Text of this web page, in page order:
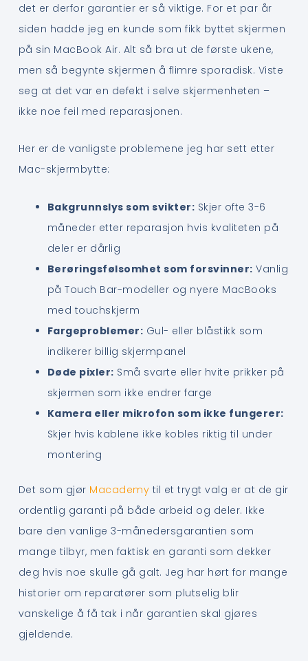
det er derfor garantier er så viktige. For et par år
siden hadde jeg en kunde som fikk byttet skjermen
på sin MacBook Air. Alt så bra ut de første ukene,
men så begynte skjermen å flimre sporadisk. Viste
seg at det var en defekt i selve skjermenheten –
ikke noe feil med reparasjonen.
Her er de vanligste problemene jeg har sett etter
Mac-skjermbytte:
Bakgrunnslys som svikter: Skjer ofte 3-6
måneder etter reparasjon hvis kvaliteten på
deler er dårlig
Berøringsfølsomhet som forsvinner: Vanlig
på Touch Bar-modeller og nyere MacBooks
med touchskjerm
Fargeproblemer: Gul- eller blåstikk som
indikerer billig skjermpanel
Døde pixler: Små svarte eller hvite prikker på
skjermen som ikke endrer farge
Kamera eller mikrofon som ikke fungerer:
Skjer hvis kablene ikke kobles riktig til under
montering
Det som gjør Macademy til et trygt valg er at de gir
ordentlig garanti på både arbeid og deler. Ikke
bare den vanlige 3-månedersgarantien som
mange tilbyr, men faktisk en garanti som dekker
deg hvis noe skulle gå galt. Jeg har hørt for mange
historier om reparatører som plutselig blir
vanskelige å få tak i når garantien skal gjøres
gjeldende.